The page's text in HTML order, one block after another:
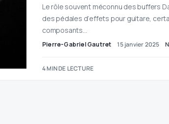
Le rôle souvent méconnu des buffers
des pédales d’effets pour guitare,
composants…
Pierre-Gabriel Gautret 15 janvier 2025
4 MIN DE LECTURE